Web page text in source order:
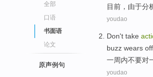
全部
口语
书面语
论文
原声例句
目前 ， 由于分
youdao
Don't take
buzz wears off.
一周内不要对
youdao